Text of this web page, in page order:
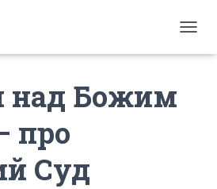
O
над Божим
про
Суд